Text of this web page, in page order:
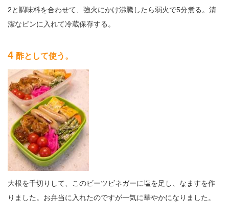
2と調味料を合わせて、強火にかけ沸騰したら弱火で5分煮る。清
潔なビンに入れて冷蔵保存する。
4 酢として使う。
大根を千切りして、このビーツビネガーに塩を足し、なますを作
りました。お弁当に入れたのですが一気に華やかになりました。